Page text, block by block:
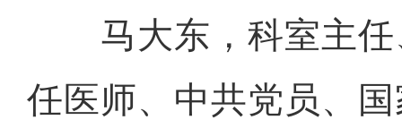
马大东，科室主任
任医师、中共党员、